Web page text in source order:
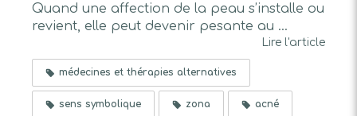
Quand une affection de la peau s’installe ou
revient, elle peut devenir pesante au ...
Lire l'article
médecines et thérapies alternatives
sens symbolique zona acné